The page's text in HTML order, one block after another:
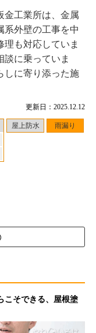
更新日：2025.12.12
屋上防水 雨漏り
金工業所は、金属
系外壁の工事を中
も対応していま
に乗っていま
しに寄り添った施
こそできる、屋根塗